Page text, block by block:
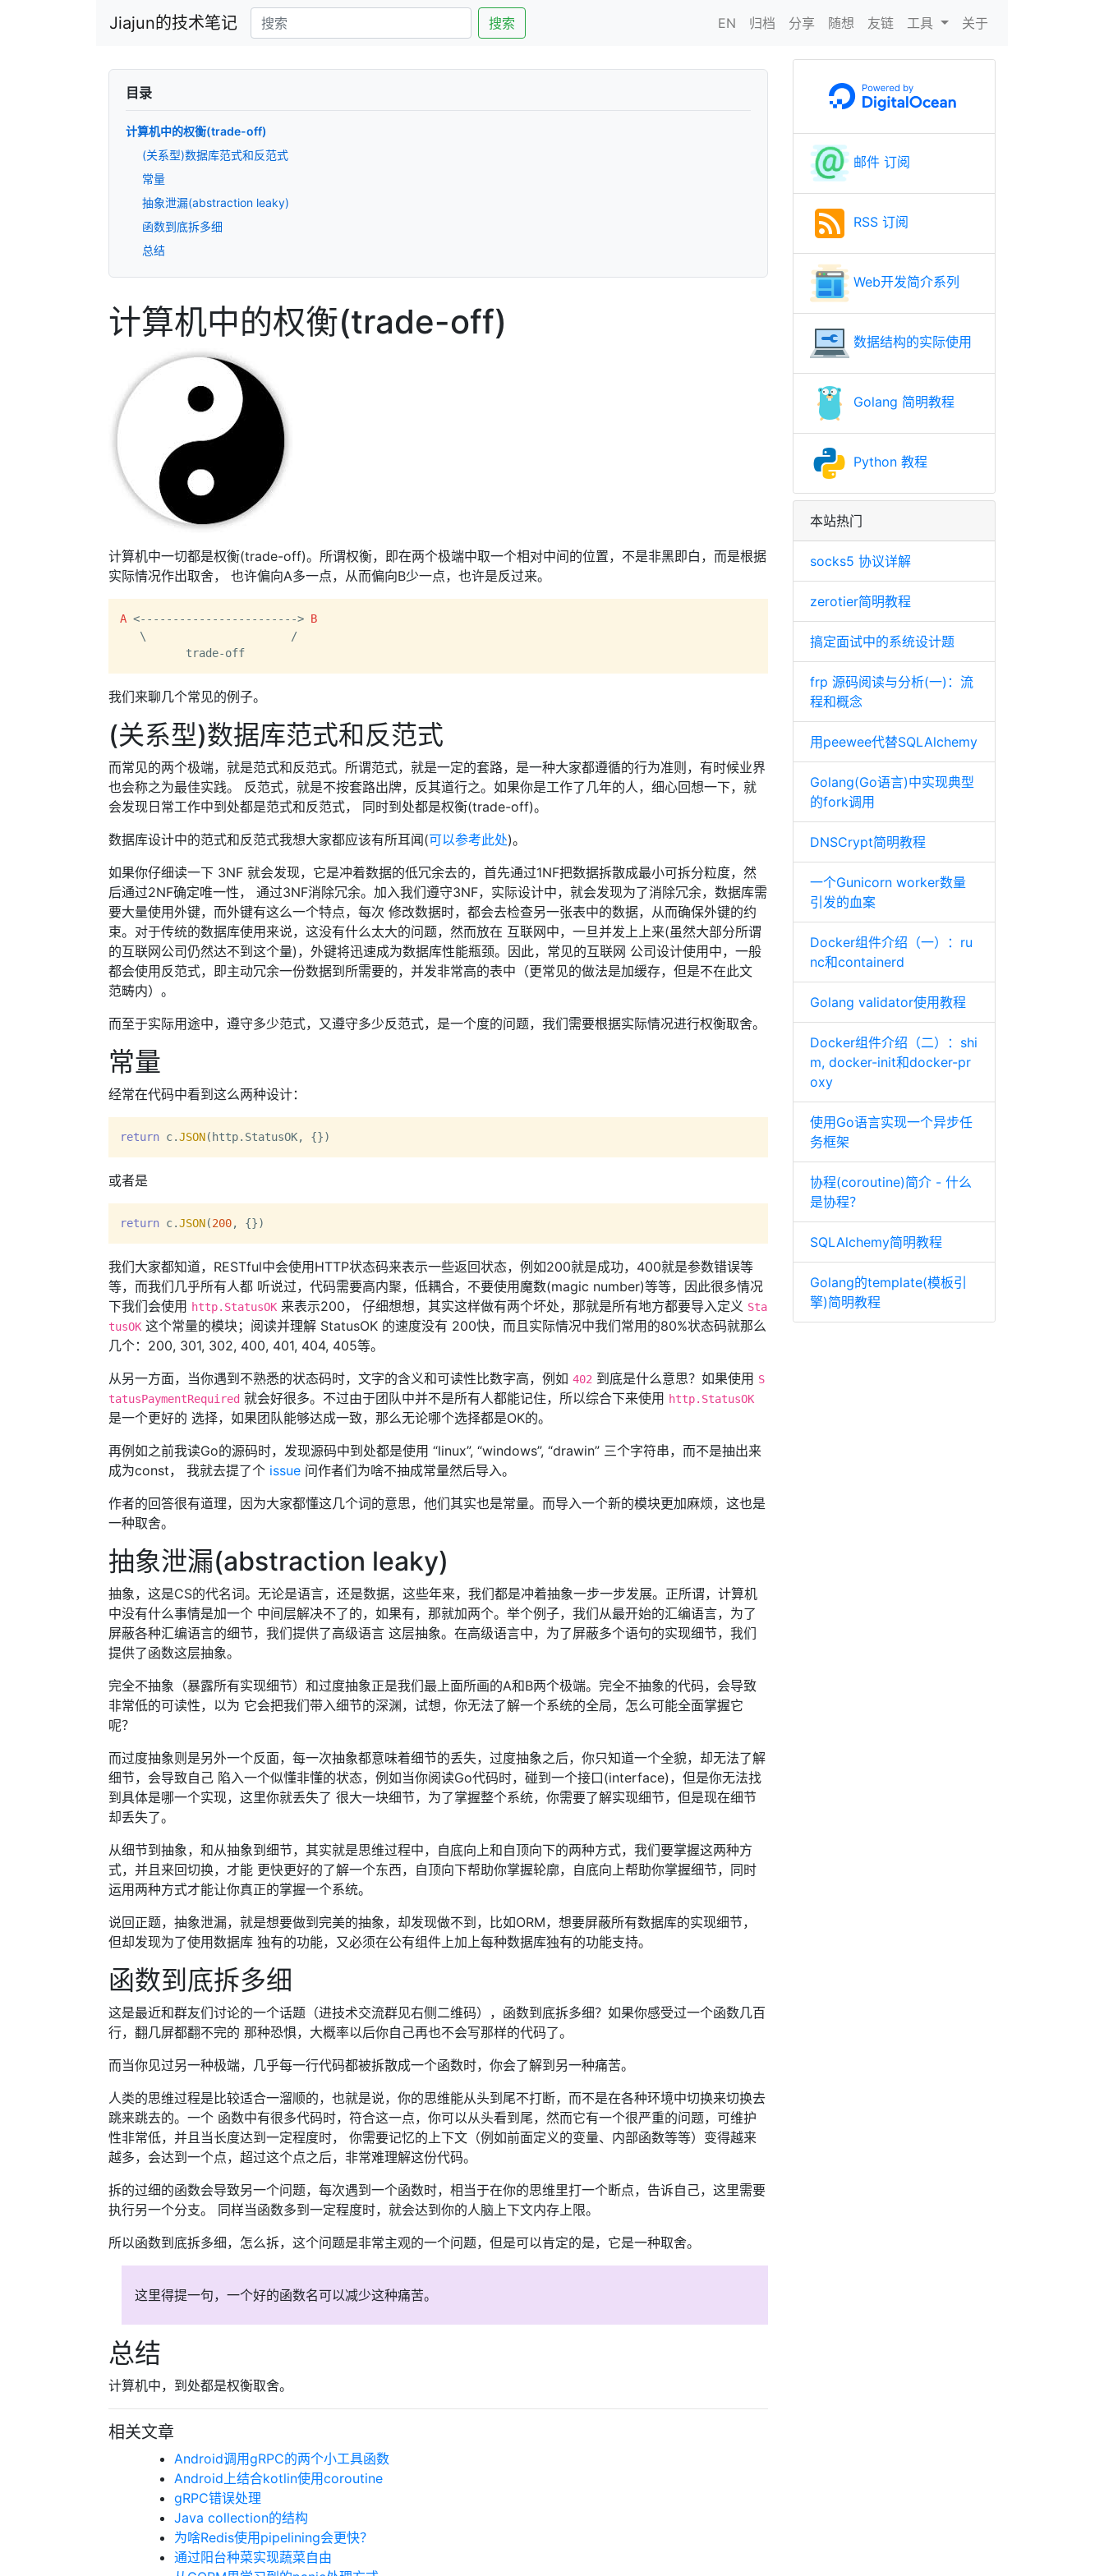
Jiajun的技术笔记 搜索 EN 归档 分享 随想 友链 工具 关于
目录
计算机中的权衡(trade-off)
(关系型)数据库范式和反范式
常量
抽象泄漏(abstraction leaky)
函数到底拆多细
总结
计算机中的权衡(trade-off)
计算机中一切都是权衡(trade-off)。所谓权衡，即在两个极端中取一个相对中间的位置，不是非黑即白，而是根据
实际情况作出取舍， 也许偏向A多一点，从而偏向B少一点，也许是反过来。
A <------------------------> B
   \                      /
我们来聊几个常见的例子。
(关系型)数据库范式和反范式
而常见的两个极端，就是范式和反范式。所谓范式，就是一定的套路，是一种大家都遵循的行为准则，有时候业界
也会称之为最佳实践。 反范式，就是不按套路出牌，反其道行之。如果你是工作了几年的人，细心回想一下，就
会发现日常工作中到处都是范式和反范式， 同时到处都是权衡(trade-off)。
数据库设计中的范式和反范式我想大家都应该有所耳闻(可以参考此处)。
如果你仔细读一下 3NF 就会发现，它是冲着数据的低冗余去的，首先通过1NF把数据拆散成最小可拆分粒度，然
后通过2NF确定唯一性， 通过3NF消除冗余。加入我们遵守3NF，实际设计中，就会发现为了消除冗余，数据库需
要大量使用外键，而外键有这么一个特点，每次 修改数据时，都会去检查另一张表中的数据，从而确保外键的约
束。对于传统的数据库使用来说，这没有什么太大的问题，然而放在 互联网中，一旦并发上上来(虽然大部分所谓
的互联网公司仍然达不到这个量)，外键将迅速成为数据库性能瓶颈。因此，常见的互联网 公司设计使用中，一般
都会使用反范式，即主动冗余一份数据到所需要的，并发非常高的表中（更常见的做法是加缓存，但是不在此文
范畴内）。
而至于实际用途中，遵守多少范式，又遵守多少反范式，是一个度的问题，我们需要根据实际情况进行权衡取舍。
常量
经常在代码中看到这么两种设计：
return c.JSON(http. StatusOK
或者是
return c.JSON(200
我们大家都知道，RESTful中会使用HTTP状态码来表示一些返回状态，例如200就是成功，400就是参数错误等
等，而我们几乎所有人都 听说过，代码需要高内聚，低耦合，不要使用魔数(magic number)等等，因此很多情况
下我们会使用
http.StatusOK 来表示200， 仔细想想，其实这样做有两个坏处，那就是所有地方都要导入定义 Sta
tusOK 这个常量的模块；阅读并理解 StatusOK 的速度没有 200快，而且实际情况中我们常用的80%状态码就那么
几个：200, 301, 302, 400, 401, 404, 405等。
从另一方面，当你遇到不熟悉的状态码时，文字的含义和可读性比数字高，例如 402 到底是什么意思？如果使用 S
tatusPaymentRequired 就会好很多。不过由于团队中并不是所有人都能记住，所以综合下来使用 http.StatusOK
是一个更好的 选择，如果团队能够达成一致，那么无论哪个选择都是OK的。
再例如之前我读Go的源码时，发现源码中到处都是使用 “linux”, “windows”, “drawin” 三个字符串，而不是抽出来
成为const， 我就去提了个 issue 问作者们为啥不抽成常量然后导入。
作者的回答很有道理，因为大家都懂这几个词的意思，他们其实也是常量。而导入一个新的模块更加麻烦，这也是
一种取舍。
抽象泄漏(abstraction leaky)
抽象，这是CS的代名词。无论是语言，还是数据，这些年来，我们都是冲着抽象一步一步发展。正所谓，计算机
中没有什么事情是加一个 中间层解决不了的，如果有，那就加两个。举个例子，我们从最开始的汇编语言，为了
屏蔽各种汇编语言的细节，我们提供了高级语言 这层抽象。在高级语言中，为了屏蔽多个语句的实现细节，我们
提供了函数这层抽象。
完全不抽象（暴露所有实现细节）和过度抽象正是我们最上面所画的A和B两个极端。完全不抽象的代码，会导致
非常低的可读性，以为 它会把我们带入细节的深渊，试想，你无法了解一个系统的全局，怎么可能全面掌握它
呢？
而过度抽象则是另外一个反面，每一次抽象都意味着细节的丢失，过度抽象之后，你只知道一个全貌，却无法了解
细节，会导致自己 陷入一个似懂非懂的状态，例如当你阅读Go代码时，碰到一个接口(interface)，但是你无法找
到具体是哪一个实现，这里你就丢失了 很大一块细节，为了掌握整个系统，你需要了解实现细节，但是现在细节
却丢失了。
从细节到抽象，和从抽象到细节，其实就是思维过程中，自底向上和自顶向下的两种方式，我们要掌握这两种方
式，并且来回切换，才能 更快更好的了解一个东西，自顶向下帮助你掌握轮廓，自底向上帮助你掌握细节，同时
运用两种方式才能让你真正的掌握一个系统。
说回正题，抽象泄漏，就是想要做到完美的抽象，却发现做不到，比如ORM，想要屏蔽所有数据库的实现细节，
但却发现为了使用数据库 独有的功能，又必须在公有组件上加上每种数据库独有的功能支持。
函数到底拆多细
这是最近和群友们讨论的一个话题（进技术交流群见右侧二维码），函数到底拆多细？如果你感受过一个函数几百
行，翻几屏都翻不完的 那种恐惧，大概率以后你自己再也不会写那样的代码了。
而当你见过另一种极端，几乎每一行代码都被拆散成一个函数时，你会了解到另一种痛苦。
人类的思维过程是比较适合一溜顺的，也就是说，你的思维能从头到尾不打断，而不是在各种环境中切换来切换去
跳来跳去的。一个 函数中有很多代码时，符合这一点，你可以从头看到尾，然而它有一个很严重的问题，可维护
性非常低，并且当长度达到一定程度时， 你需要记忆的上下文（例如前面定义的变量、内部函数等等）变得越来
越多，会达到一个点，超过这个点之后，非常难理解这份代码。
拆的过细的函数会导致另一个问题，每次遇到一个函数时，相当于在你的思维里打一个断点，告诉自己，这里需要
执行另一个分支。 同样当函数多到一定程度时，就会达到你的人脑上下文内存上限。
所以函数到底拆多细，怎么拆，这个问题是非常主观的一个问题，但是可以肯定的是，它是一种取舍。
这里得提一句，一个好的函数名可以减少这种痛苦。
总结
计算机中，到处都是权衡取舍。
相关文章
Android调用gRPC的两个小工具函数
Android上结合kotlin使用coroutine
gRPC错误处理
Java collection的结构
为啥Redis使用pipelining会更快？
通过阳台种菜实现蔬菜自由
邮件 订阅
RSS 订阅
Web开发简介系列
数据结构的实际使用
Golang 简明教程
Python 教程
本站热门
socks5 协议详解
zerotier简明教程
搞定面试中的系统设计题
frp 源码阅读与分析(一)：流
程和概念
用peewee代替SQLAlchemy
Golang(Go语言)中实现典型
的fork调用
DNSCrypt简明教程
一个Gunicorn worker数量
引发的血案
Docker组件介绍（一）：ru
nc和containerd
Golang validator使用教程
Docker组件介绍（二）：shi
m, docker-init和docker-pr
oxy
使用Go语言实现一个异步任
务框架
协程(coroutine)简介 - 什么
是协程？
SQLAlchemy简明教程
Golang的template(模板引
擎)简明教程